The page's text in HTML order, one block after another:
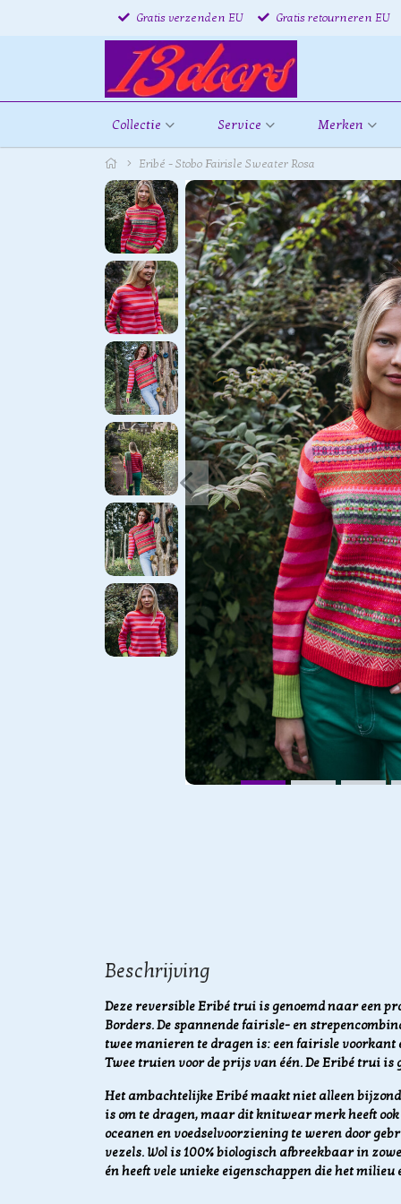
Gratis verzenden EU Gratis retourneren EU
Collectie Service Merken
Eribé - Stobo Fairisle Sweater Rosa
Beschrijving
Deze reversible Eribé trui is genoemd naar een
Borders. De spannende fairisle- en
twee manieren te dragen is: een fairisle voorkant
Twee truien voor de prijs van één.De Eribé trui is
Het ambachtelijke Eribé maakt niet alleen
is om te dragen, maar dit knitwear merk heeft
oceanen en voedselvoorziening te weren door
vezels. Wol is 100% biologisch afbreekbaar in
én heeft vele unieke eigenschappen die het milieu